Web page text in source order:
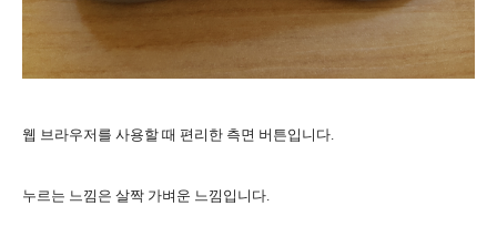
웹 브라우저를 사용할 때 편리한 측면 버튼입니다.
누르는 느낌은 살짝 가벼운 느낌입니다.